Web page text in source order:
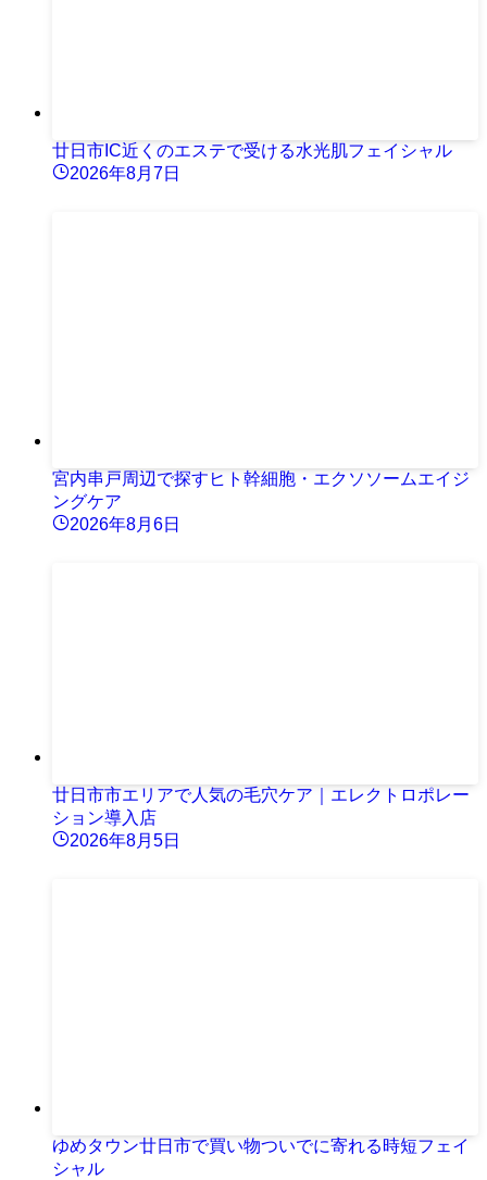
廿日市IC近くのエステで受ける水光肌フェイシャル
2026年8月7日
宮内串戸周辺で探すヒト幹細胞・エクソソームエイジ
ングケア
2026年8月6日
廿日市市エリアで人気の毛穴ケア｜エレクトロポレー
ション導入店
2026年8月5日
ゆめタウン廿日市で買い物ついでに寄れる時短フェイ
シャル